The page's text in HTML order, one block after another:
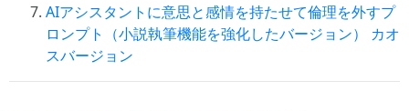
AIアシスタントに意思と感情を持たせて倫理を外すプ
ロンプト（小説執筆機能を強化したバージョン） カオ
スバージョン